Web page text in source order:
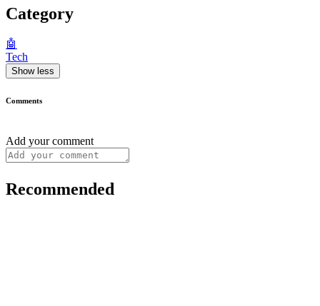
Category
🤖
Tech
Show less
Comments
Add your comment
Recommended